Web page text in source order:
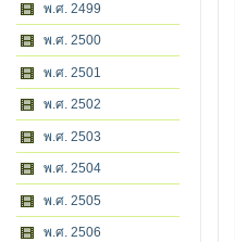
พ.ศ. 2499
พ.ศ. 2500
พ.ศ. 2501
พ.ศ. 2502
พ.ศ. 2503
พ.ศ. 2504
พ.ศ. 2505
พ.ศ. 2506